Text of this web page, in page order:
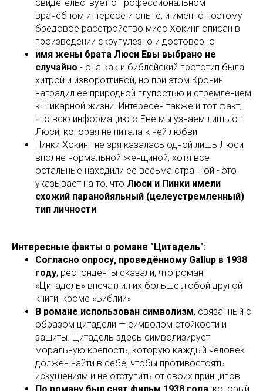
свидетельствует о профессиональном
врачебном интересе и опыте, и именно поэтому
бредовое расстройство мисс Хокинг описан в
произведении скрупулезно и достоверно
имя жены брата Люси Евы выбрано не
случайно - она как и библейский прототип была
хитрой и изворотливой, но при этом Кронин
наградил ее природной глупостью и стремлением
к шикарной жизни. Интересен также и тот факт,
что всю информацию о Еве мы узнаем лишь от
Люси, которая не питала к ней любви
Пинки Хокинг не зря казалась одной лишь Люси
вполне нормальной женщиной, хотя все
остальные находили ее весьма странной - это
указывает на то, что Люси и Пинки имели
схожий паранойяльный (целеустремленный)
тип личности
Интересные факты о романе "Цитадель":
Согласно опросу, проведённому Gallup в 1938
году, респонденты сказали, что роман
«Цитадель» впечатлил их больше любой другой
книги, кроме «Библии»
В романе использован символизм, связанный с
образом цитадели — символом стойкости и
защиты. Цитадель здесь символизирует
моральную крепость, которую каждый человек
должен найти в себе, чтобы противостоять
искушениям и не отступить от своих принципов